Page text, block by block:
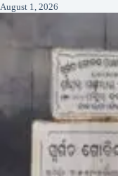
August 1, 2026